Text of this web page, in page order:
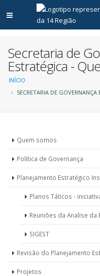
Abrir menu principal
Secretaria de
Estratégica -
Trilha
INÍCIO
SECRETARIA DE
Unidades
Gestão
estratégica
Quem somos
Política de Governança
Planejamento Estratégico
Planos Táticos -
Reuniões da Analise da
SIGEST
Revisão do Planejamento
Projetos